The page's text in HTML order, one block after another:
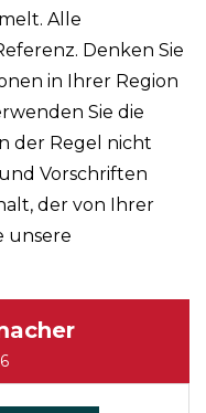
Alle
Denken Sie
in Ihrer Region
Sie die
der Regel nicht
Vorschriften
der von Ihrer
unsere